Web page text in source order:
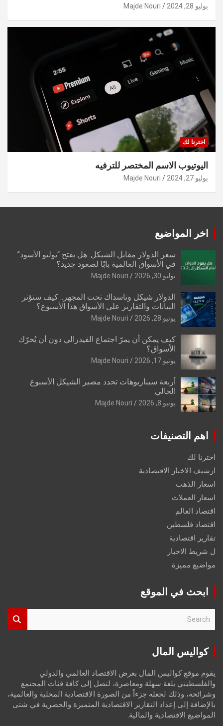
يوليو 28, 2024 Majde Nouri
اخترنا لك
اليوتيوب الاسم المختصر للترفيه
يوليو 27, 2024 Majde Nouri
اخر المواضيع
سعر الدولار مقابل الشيكل: هل يفتح “يوليو الأسود”
في الأسواق العالمية بابًا لصعود جديد؟
يوليو 30, 2026 Majde Nouri
الدولار شيكل وناسداك تحت المجهر.. كيف ستؤثر
البيانات والتقارير على الأسواق هذا الأسبوع؟
يونيو 28, 2026 Majde Nouri
كيف يمكن أن يمرّ اجتماع الفيدرالي دون أن يُحرّك
الأسواق؟
يونيو 17, 2026 Majde Nouri
أربعة سيناريوهات تحدد مصير الشيكل الأسبوع
الحالي
يونيو 8, 2026 Majde Nouri
اهم التصنيفات
اخترنا لك
ارشيف الاخبار الاقتصادية
اسعار الذهب
اسعار العملات
اقتصاد العالم
اقتصاد فلسطين
تقارير اقتصادية
ل شريط الاخبار
مواضيع مميزة
ابحث في الموقع
r
كواليس المال
يقوم موقع كواليس المال بعرض الاقتصاد العالمي والدولي
والفلسطيني بلغة سهلة ومعاصرة، لتصل إلى كافة فئات المجتمع
وشرائحه، وذلك لجعله جزءاً من الصورة الاقتصادية المحلية والعالمية،
بالإضافة إلى إعداد التقارير الاقتصادية المتميزة والحصرية في شتى
المواضيع الاقتصادية والمالية.